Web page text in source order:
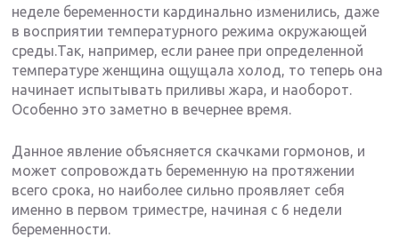
неделе беременности кардинально изменились, даже
в восприятии температурного режима окружающей
среды.Так, например, если ранее при определенной
температуре женщина ощущала холод, то теперь она
начинает испытывать приливы жара, и наоборот.
Особенно это заметно в вечернее время.
Данное явление объясняется скачками гормонов, и
может сопровождать беременную на протяжении
всего срока, но наиболее сильно проявляет себя
именно в первом триместре, начиная с 6 недели
беременности.